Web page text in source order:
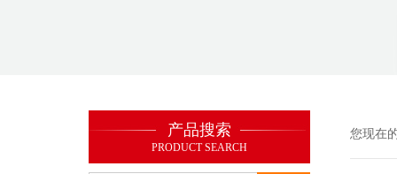
产品搜索
PRODUCT SEARCH
您现在